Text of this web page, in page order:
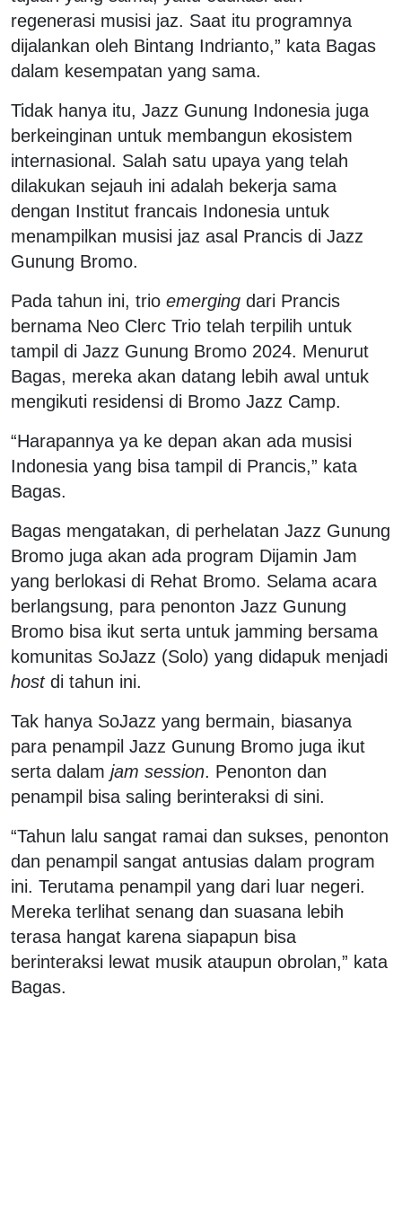
regenerasi musisi jaz. Saat itu programnya
dijalankan oleh Bintang Indrianto,” kata Bagas
dalam kesempatan yang sama.
Tidak hanya itu, Jazz Gunung Indonesia juga
berkeinginan untuk membangun ekosistem
internasional. Salah satu upaya yang telah
dilakukan sejauh ini adalah bekerja sama
dengan Institut francais Indonesia untuk
menampilkan musisi jaz asal Prancis di Jazz
Gunung Bromo.
Pada tahun ini, trio emerging dari Prancis
bernama Neo Clerc Trio telah terpilih untuk
tampil di Jazz Gunung Bromo 2024. Menurut
Bagas, mereka akan datang lebih awal untuk
mengikuti residensi di Bromo Jazz Camp.
“Harapannya ya ke depan akan ada musisi
Indonesia yang bisa tampil di Prancis,” kata
Bagas.
Bagas mengatakan, di perhelatan Jazz Gunung
Bromo juga akan ada program Dijamin Jam
yang berlokasi di Rehat Bromo. Selama acara
berlangsung, para penonton Jazz Gunung
Bromo bisa ikut serta untuk jamming bersama
komunitas SoJazz (Solo) yang didapuk menjadi
hostdi tahun ini.
Tak hanya SoJazz yang bermain, biasanya
para penampil Jazz Gunung Bromo juga ikut
serta dalam jam session. Penonton dan
penampil bisa saling berinteraksi di sini.
“Tahun lalu sangat ramai dan sukses, penonton
dan penampil sangat antusias dalam program
ini. Terutama penampil yang dari luar negeri.
Mereka terlihat senang dan suasana lebih
terasa hangat karena siapapun bisa
berinteraksi lewat musik ataupun obrolan,” kata
Bagas.